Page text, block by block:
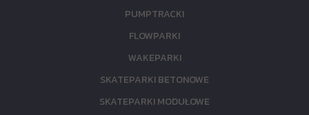
PUMPTRACKI
FLOWPARKI
WAKEPARKI
SKATEPARKI BETONOWE
SKATEPARKI MODUŁOWE